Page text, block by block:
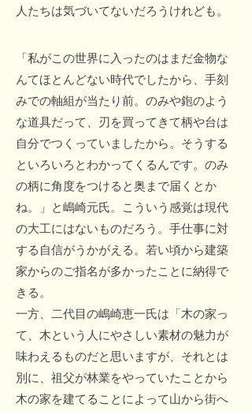
人たちは気づいてないだろうけれども。
「私がこの世界に入ったのはまだ金物な
んてほとんどない時代でしたから、手刻
みでの軸組が当たり前。のみや鉋のよう
な道具だって、刃を買ってきて柄や台は
自分でつくっていましたから。そうする
といろいろとわかってくるんです。のみ
の柄に角度をつけると奥まで届くとか
ね。」と嶋崎元氏。こういう感覚は現代
の大工にはないものだろう。手仕事に対
する自信がうかがえる。若い頃から建築
家からのご指名が多かったことに納得で
きる。
一方、二代目の嶋崎恵一氏は「木の家っ
て、木という人にやさしい素材の魅力が
味わえるものだと思いますが、それとは
別に、祖父が林業をやっていたことから
木の家を建てることによって山から街へ